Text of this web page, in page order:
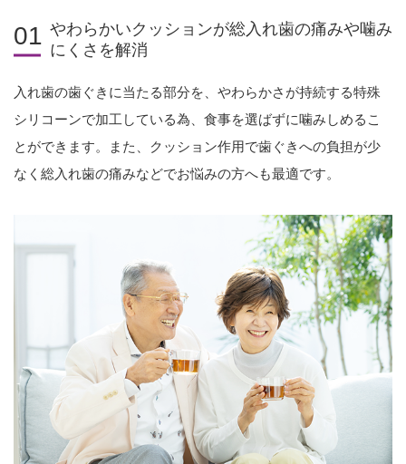
01 やわらかいクッションが総入れ歯の痛みや噛み
にくさを解消
入れ歯の歯ぐきに当たる部分を、やわらかさが持続する特殊
シリコーンで加工している為、食事を選ばずに噛みしめるこ
とができます。また、クッション作用で歯ぐきへの負担が少
なく総入れ歯の痛みなどでお悩みの方へも最適です。